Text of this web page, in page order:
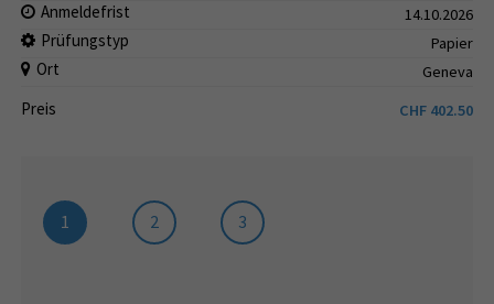
Anmeldefrist 14.10.2026
Prüfungstyp Papier
Ort Geneva
Preis CHF 402.50
1 2 3